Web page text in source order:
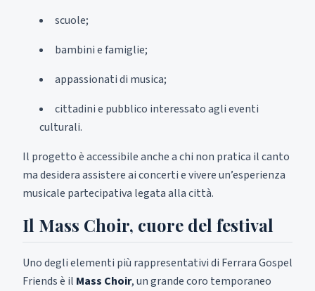
scuole;
bambini e famiglie;
appassionati di musica;
cittadini e pubblico interessato agli eventi
culturali.
Il progetto è accessibile anche a chi non pratica il canto
ma desidera assistere ai concerti e vivere un’esperienza
musicale partecipativa legata alla città.
Il Mass Choir, cuore del festival
Uno degli elementi più rappresentativi di Ferrara Gospel
Friends è il Mass Choir, un grande coro temporaneo